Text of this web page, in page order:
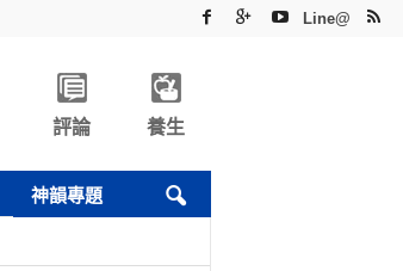
Line@
評論 養生
神韻專題